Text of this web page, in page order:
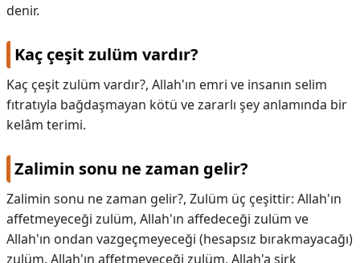
denir.
Kaç çeşit zulüm vardır?
Kaç çeşit zulüm vardır?, Allah'ın emri ve insanın selim
fıtratıyla bağdaşmayan kötü ve zararlı şey anlamında bir
kelâm terimi.
Zalimin sonu ne zaman gelir?
Zalimin sonu ne zaman gelir?, Zulüm üç çeşittir: Allah'ın
affetmeyeceği zulüm, Allah'ın affedeceği zulüm ve
Allah'ın ondan vazgeçmeyeceği (hesapsız bırakmayacağı)
zulüm. Allah'ın affetmeyeceği zulüm, Allah'a şirk